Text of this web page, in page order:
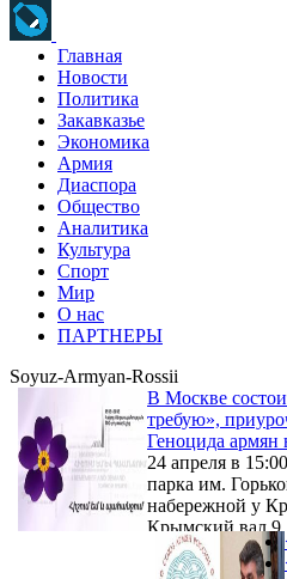
Главная
Новости
Политика
Закавказье
Экономика
Армия
Диаспора
Общество
Аналитика
Культура
Спорт
Мир
О нас
ПАРТНЕРЫ
Soyuz-Armyan-Rossii
В Москве
требую»,
Геноцида армян
24 апреля в
парка им.
набережной у
Крымский вал 9,
«Парк
«Помню и